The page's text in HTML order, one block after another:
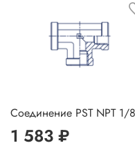
Соединение PST NPT 1/8
1 583 ₽